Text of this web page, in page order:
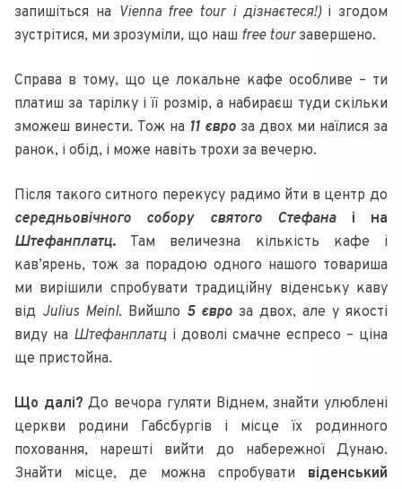
запишіться на Vienna free tour і дізнаєтеся!)і згодом
зустрітися, ми зрозуміли, що наш free tourзавершено.
Справа в тому, що це локальне кафе особливе – ти
платиш за тарілку і її розмір, а набираєш туди скільки
зможеш винести. Тож на 11 євро за двох ми наїлися за
ранок, і обід, і може навіть трохи за вечерю.
Після такого ситного перекусу радимо йти в центр до
середньовічного собору святого Стефанаі на
Штефанплатц. Там величезна кількість кафе і
кав’ярень, тож за порадою одного нашого товариша
ми вирішили спробувати традиційну віденську каву
від Julius Meinl. Вийшло 5 євро за двох, але у якості
виду на Штефанплатц і доволі смачне еспресо – ціна
ще пристойна.
Що далі? До вечора гуляти Віднем, знайти улюблені
церкви родини Габсбургів і місце їх родинного
поховання, нарешті вийти до набережної Дунаю.
Знайти місце, де можна спробувати віденський